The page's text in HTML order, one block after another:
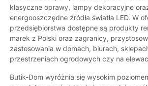
klasyczne oprawy, lampy dekoracyjne
energooszczędne źródła światła LED. W
przedsiębiorstwa dostępne są produkty
marek z Polski oraz zagranicy,
zastosowania w domach, biurach,
przestrzeniach ogrodowych czy na
Butik-Dom wyróżnia się wysokim